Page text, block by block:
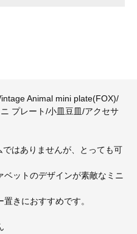
Animal mini plate(FOX)/
プレート/小皿豆皿/アクセサ
はありませんが、とっても可
ットのデザインが素敵なミニ
きにおすすめです。